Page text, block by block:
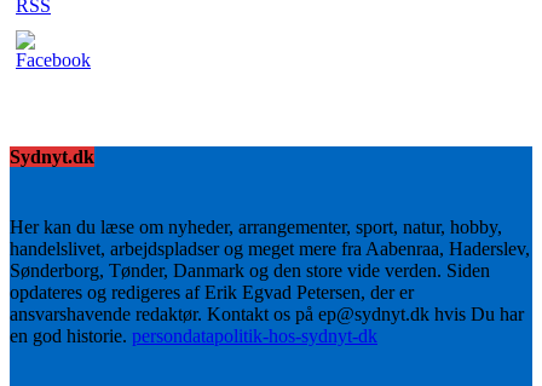
Sydnyt.dk
Her kan du læse om nyheder, arrangementer, sport, natur, hobby,
handelslivet, arbejdspladser og meget mere fra Aabenraa, Haderslev,
Sønderborg, Tønder, Danmark og den store vide verden. Siden
opdateres og redigeres af Erik Egvad Petersen, der er
ansvarshavende redaktør. Kontakt os på ep@sydnyt.dk hvis Du har
en god historie. persondatapolitik-hos-sydnyt-dk